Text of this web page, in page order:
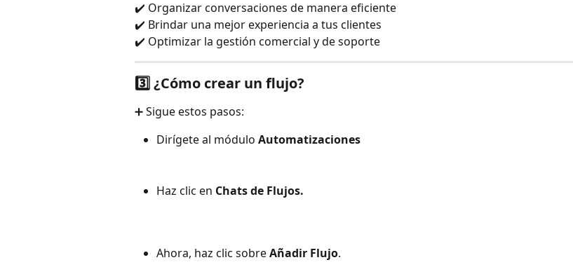
✔️ Organizar conversaciones de manera eficiente
✔️ Brindar una mejor experiencia a tus clientes
✔️ Optimizar la gestión comercial y de soporte
3️⃣ ¿Cómo crear un flujo?
➕ Sigue estos pasos:
Dirígete al módulo Automatizaciones
Haz clic en Chats de Flujos.
Ahora, haz clic sobre Añadir Flujo.